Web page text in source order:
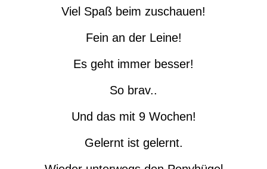
Viel Spaß beim zuschauen!
Fein an der Leine!
Es geht immer besser!
So brav..
Und das mit 9 Wochen!
Gelernt ist gelernt.